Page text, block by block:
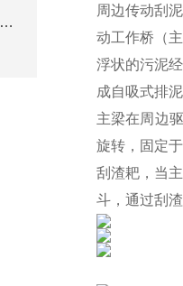
低速潜水推流搅拌器的安装与维护技巧
周边传动刮
动工作桥（
浮状的污泥
成自吸式排
主梁在周边
旋转，固定
刮渣耙，当
斗，通过刮